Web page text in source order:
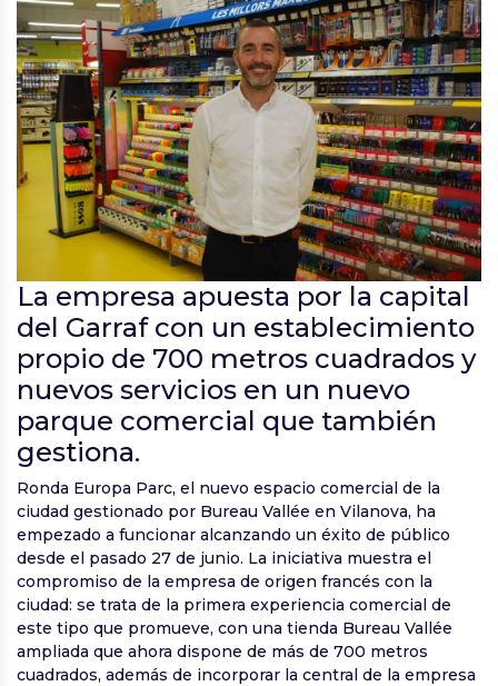
La empresa apuesta por la capital
del Garraf con un establecimiento
propio de 700 metros cuadrados y
nuevos servicios en un nuevo
parque comercial que también
gestiona.
Ronda Europa Parc, el nuevo espacio comercial de la
ciudad gestionado por Bureau Vallée en Vilanova, ha
empezado a funcionar alcanzando un éxito de público
desde el pasado 27 de junio. La iniciativa muestra el
compromiso de la empresa de origen francés con la
ciudad: se trata de la primera experiencia comercial de
este tipo que promueve, con una tienda Bureau Vallée
ampliada que ahora dispone de más de 700 metros
cuadrados, además de incorporar la central de la empresa